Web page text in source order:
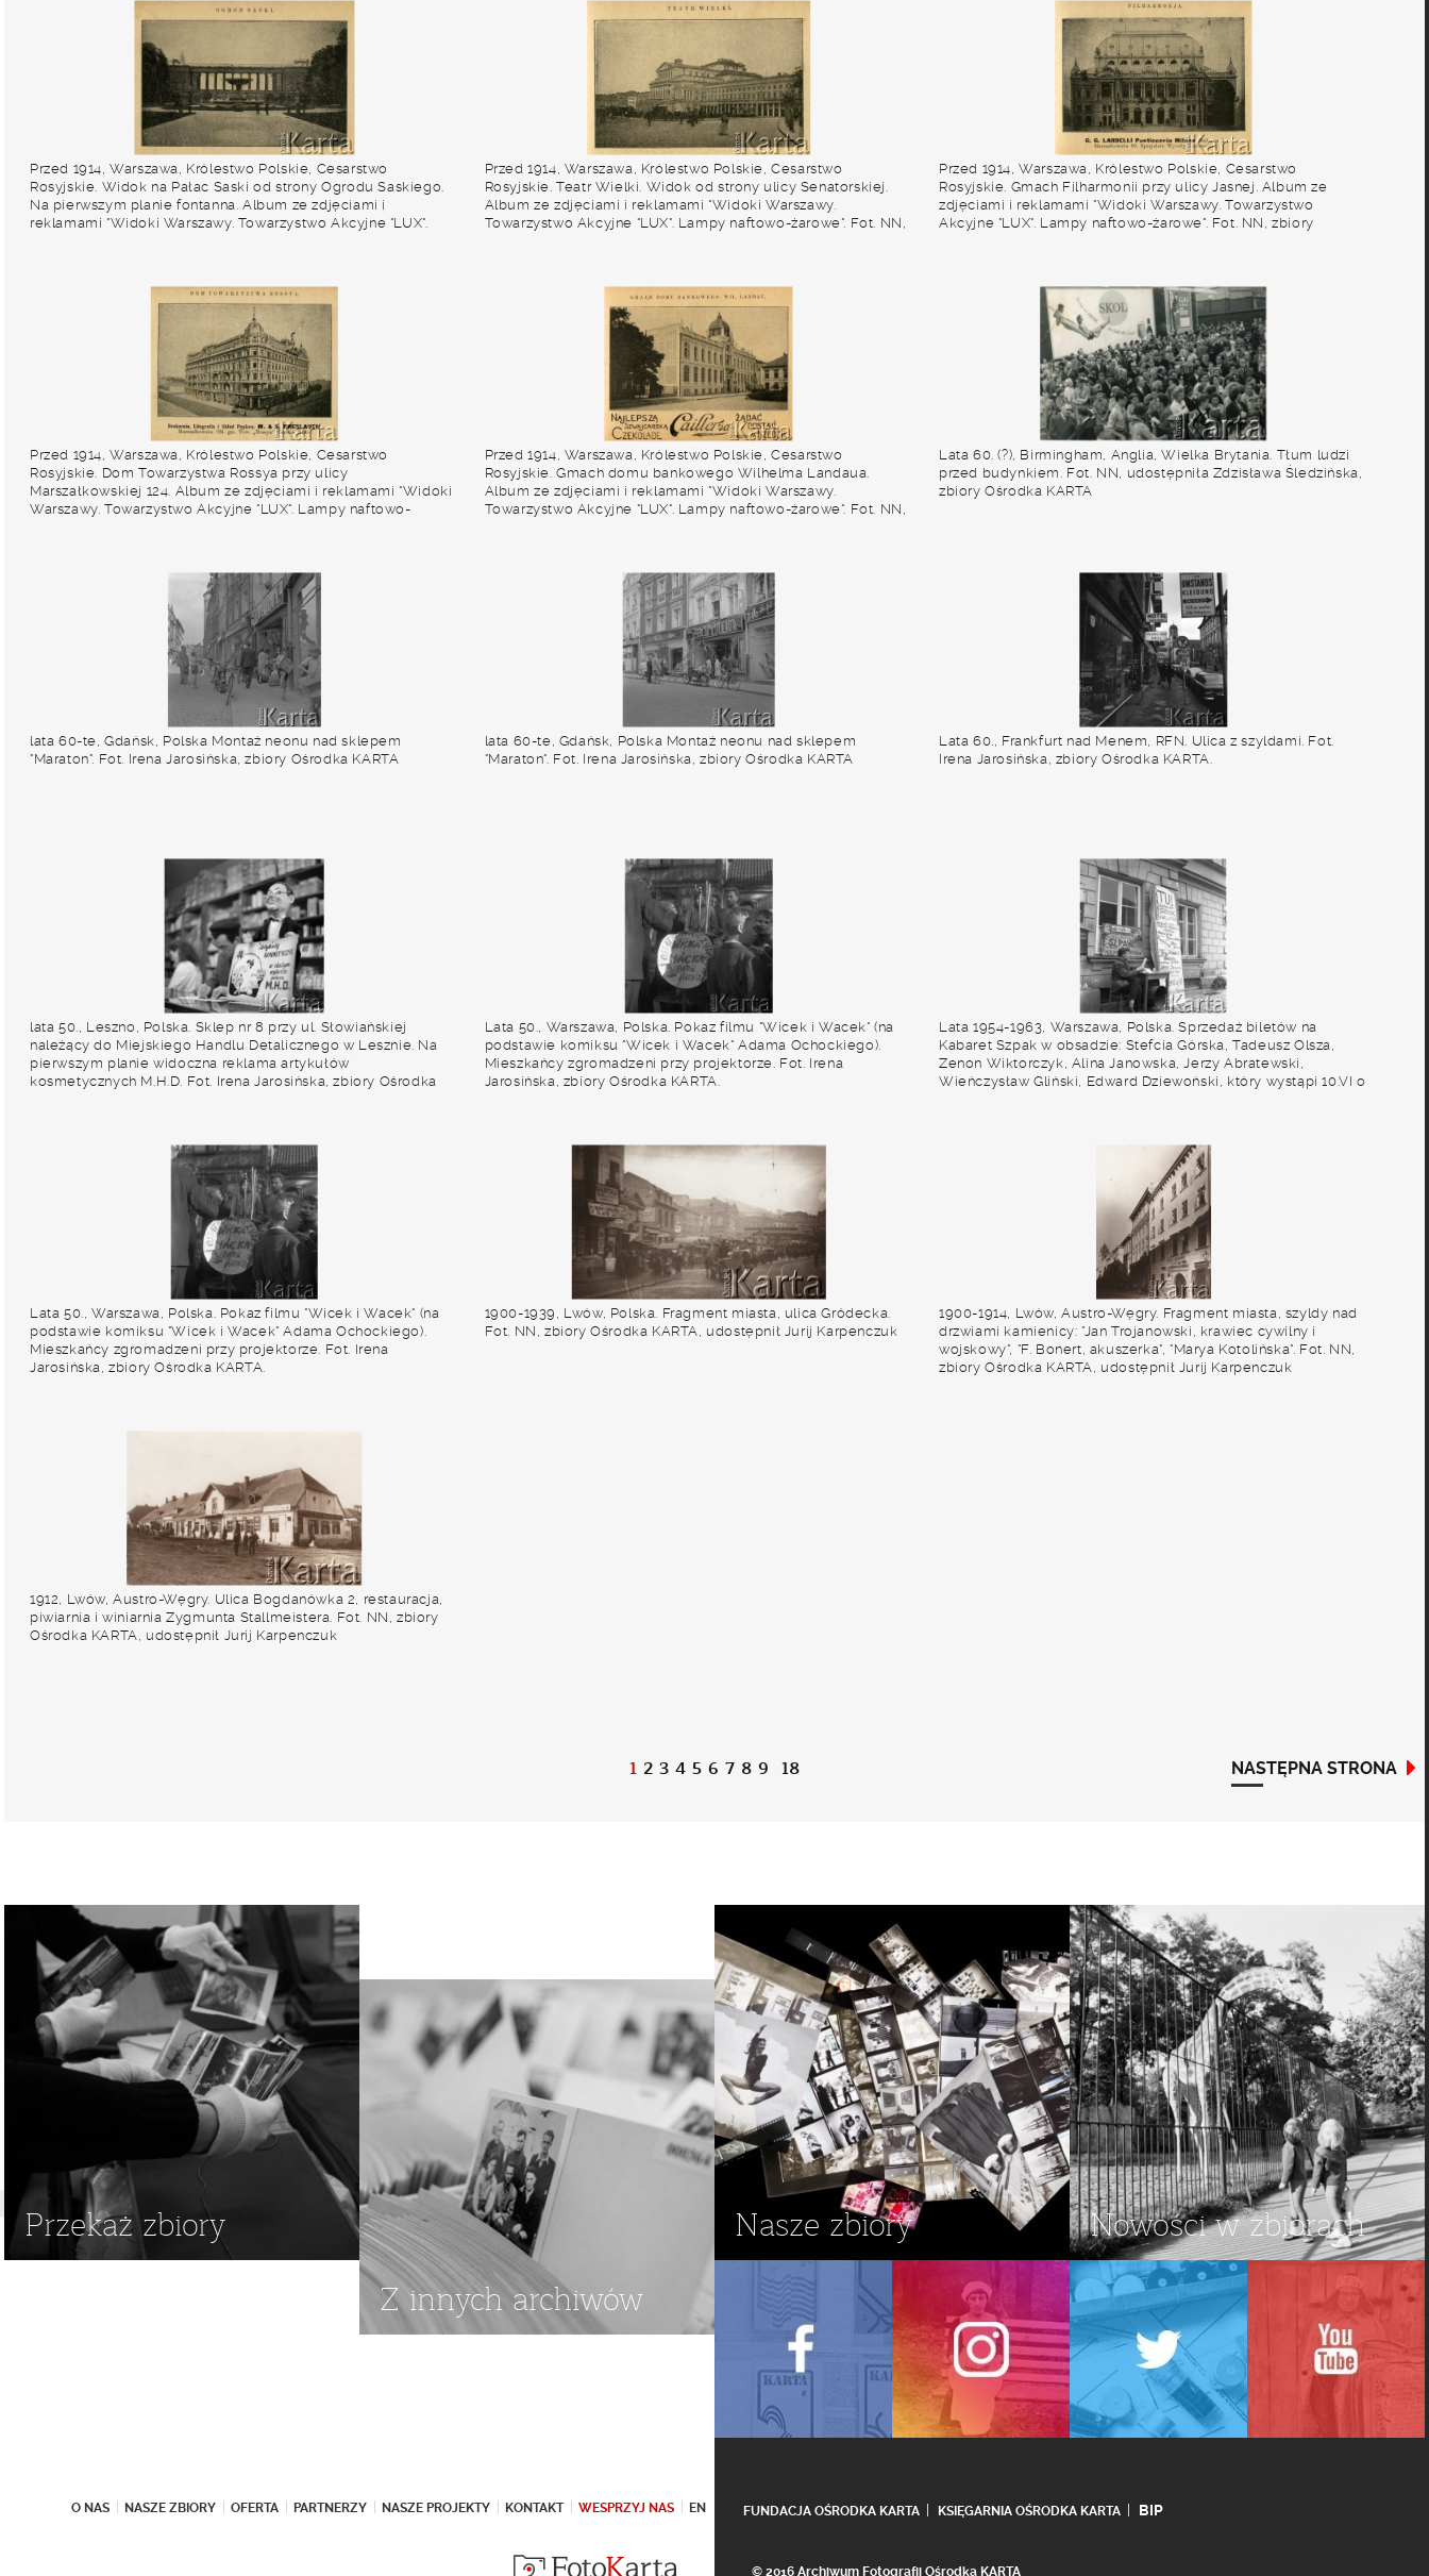
Przed 1914, Warszawa, Królestwo Polskie, Cesarstwo
Rosyjskie. Widok na Pałac Saski od strony Ogrodu Saskiego.
Na pierwszym planie fontanna. Album ze zdjęciami i
reklamami "Widoki Warszawy. Towarzystwo Akcyjne "LUX".
Przed 1914, Warszawa, Królestwo Polskie, Cesarstwo
Rosyjskie. Teatr Wielki. Widok od strony ulicy Senatorskiej.
Album ze zdjęciami i reklamami "Widoki Warszawy.
Towarzystwo Akcyjne "LUX". Lampy naftowo-żarowe". Fot. NN,
Przed 1914, Warszawa, Królestwo Polskie, Cesarstwo
Rosyjskie. Gmach Filharmonii przy ulicy Jasnej. Album ze
zdjęciami i reklamami "Widoki Warszawy. Towarzystwo
Akcyjne "LUX". Lampy naftowo-żarowe". Fot. NN, zbiory
Przed 1914, Warszawa, Królestwo Polskie, Cesarstwo
Rosyjskie. Dom Towarzystwa Rossya przy ulicy
Marszałkowskiej 124. Album ze zdjęciami i reklamami "Widoki
Warszawy. Towarzystwo Akcyjne "LUX". Lampy naftowo-
Przed 1914, Warszawa, Królestwo Polskie, Cesarstwo
Rosyjskie. Gmach domu bankowego Wilhelma Landaua.
Album ze zdjęciami i reklamami "Widoki Warszawy.
Towarzystwo Akcyjne "LUX". Lampy naftowo-żarowe". Fot. NN,
Lata 60. (?), Birmingham, Anglia, Wielka Brytania. Tłum ludzi
przed budynkiem. Fot. NN, udostępniła Zdzisława Śledzińska,
zbiory Ośrodka KARTA
lata 60-te, Gdańsk, Polska Montaż neonu nad sklepem
"Maraton". Fot. Irena Jarosińska, zbiory Ośrodka KARTA
lata 60-te, Gdańsk, Polska Montaż neonu nad sklepem
"Maraton". Fot. Irena Jarosińska, zbiory Ośrodka KARTA
Lata 60., Frankfurt nad Menem, RFN. Ulica z szyldami. Fot.
Irena Jarosińska, zbiory Ośrodka KARTA.
lata 50., Leszno, Polska. Sklep nr 8 przy ul. Słowiańskiej
należący do Miejskiego Handlu Detalicznego w Lesznie. Na
pierwszym planie widoczna reklama artykułów
kosmetycznych M.H.D. Fot. Irena Jarosińska, zbiory Ośrodka
Lata 50., Warszawa, Polska. Pokaz filmu "Wicek i Wacek" (na
podstawie komiksu "Wicek i Wacek" Adama Ochockiego).
Mieszkańcy zgromadzeni przy projektorze. Fot. Irena
Jarosińska, zbiory Ośrodka KARTA.
Lata 1954-1963, Warszawa, Polska. Sprzedaż biletów na
Kabaret Szpak w obsadzie: Stefcia Górska, Tadeusz Olsza,
Zenon Wiktorczyk, Alina Janowska, Jerzy Abratewski,
Wieńczysław Gliński, Edward Dziewoński, który wystąpi 10.VI o
Lata 50., Warszawa, Polska. Pokaz filmu "Wicek i Wacek" (na
podstawie komiksu "Wicek i Wacek" Adama Ochockiego).
Mieszkańcy zgromadzeni przy projektorze. Fot. Irena
Jarosińska, zbiory Ośrodka KARTA.
1900-1939, Lwów, Polska. Fragment miasta, ulica Gródecka.
Fot. NN, zbiory Ośrodka KARTA, udostępnił Jurij Karpenczuk
1900-1914, Lwów, Austro-Węgry. Fragment miasta, szyldy nad
drzwiami kamienicy: "Jan Trojanowski, krawiec cywilny i
wojskowy", "F. Bonert, akuszerka", "Marya Kotolińska". Fot. NN,
zbiory Ośrodka KARTA, udostępnił Jurij Karpenczuk
1912, Lwów, Austro-Węgry. Ulica Bogdanówka 2, restauracja,
piwiarnia i winiarnia Zygmunta Stallmeistera. Fot. NN, zbiory
Ośrodka KARTA, udostępnił Jurij Karpenczuk
1 2 3 4 5 6 7 8 9 NASTĘPNA STRONA
18
Przekaż zbiory
Z innych archiwów
Nasze zbiory Nowości w zbiorach
O NAS NASZE ZBIORY OFERTA PARTNERZY NASZE PROJEKTY KONTAKT WESPRZYJ NAS EN FUNDACJA OŚRODKA KARTA KSIĘGARNIA OŚRODKA KARTA BIP
© 2016 Archiwum Fotografii Ośrodka KARTA